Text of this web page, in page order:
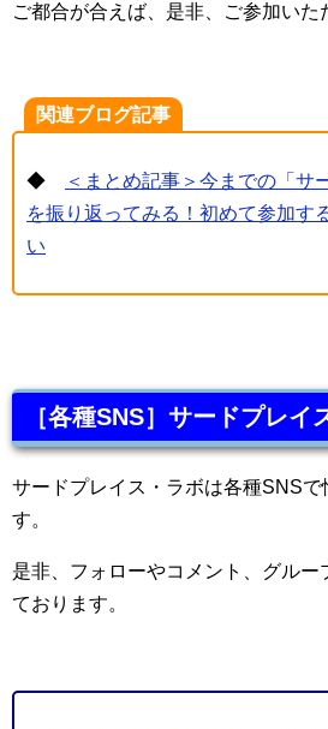
ご都合が合えば、是非、ご参加いた
関連ブログ記事
◆
＜まとめ記事＞今までの「サ
を振り返ってみる！初めて参加す
い
［各種SNS］サードプレイ
サードプレイス・ラボは各種SNSで
す。
是非、フォローやコメント、グルー
ております。